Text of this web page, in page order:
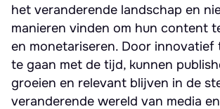
het veranderende landschap en
manieren vinden om hun content
en monetariseren. Door innovatief
te gaan met de tijd, kunnen
groeien en relevant blijven in de
veranderende wereld van media en